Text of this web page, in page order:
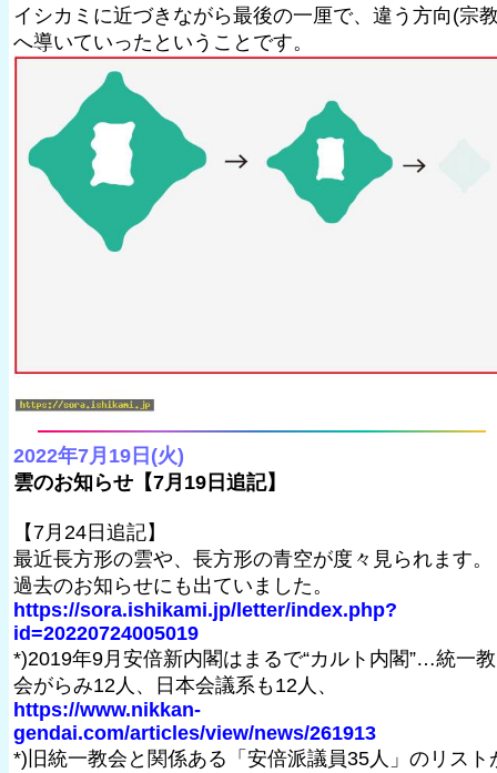
イシカミに近づきながら最後の一厘で、違う方向(宗
へ導いていったということです。
2022年7月19日(火)
雲のお知らせ【7月19日追記】
【7月24日追記】
最近長方形の雲や、長方形の青空が度々見られます。
過去のお知らせにも出ていました。
https://sora.ishikami.jp/letter/index.php?
id=20220724005019
*)2019年9月安倍新内閣はまるで“カルト内閣”…統一教
会がらみ12人、日本会議系も12人、
https://www.nikkan-
gendai.com/articles/view/news/261913
*)旧統一教会と関係ある「安倍派議員35人」のリスト